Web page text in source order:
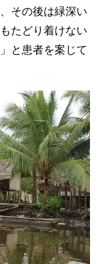
その後は緑深い
たどり着けない
と患者を案じて